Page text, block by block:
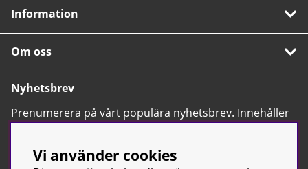
Information
Om oss
Nyhetsbrev
Prenumerera på vårt populära nyhetsbrev. Innehåller
tips, nyheter och våra allra bästa erbjudanden.
Vi använder cookies